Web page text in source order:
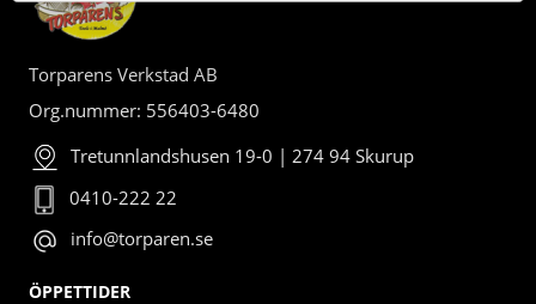
Torparens Verkstad AB
Org.nummer: 556403-6480
Tretunnlandshusen 19-0 | 274 94 Skurup
0410-222 22
info@torparen.se
ÖPPETTIDER